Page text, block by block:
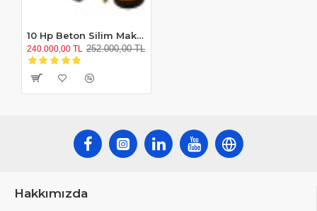
10 Hp Beton Silim Makinesi
240.000,00 TL 252.000,00 TL
Hakkımızda